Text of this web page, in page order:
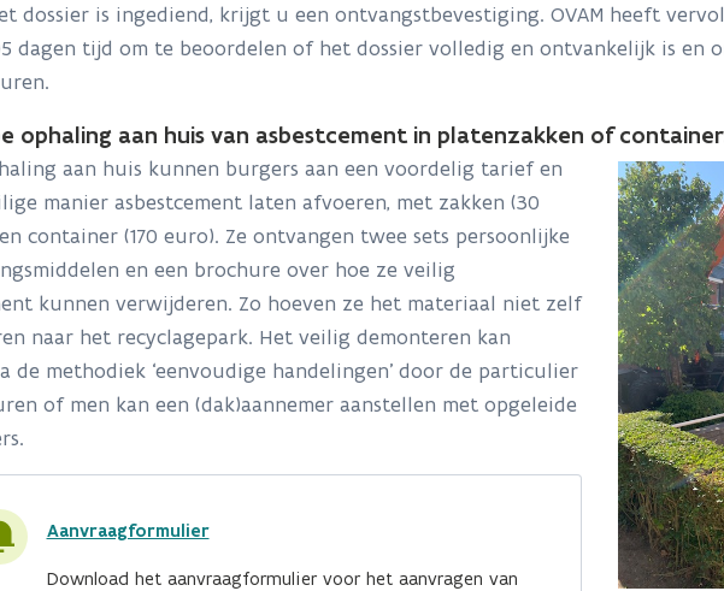
dossier is ingediend, krijgt u een ontvangstbevestiging. OVAM heeft
dagen tijd om te beoordelen of het dossier volledig en ontvankelijk is en
ophaling aan huis van asbestcement in platenzakken of
aan huis kunnen burgers aan een voordelig tarief en
manier asbestcement laten afvoeren, met zakken (30
container (170 euro). Ze ontvangen twee sets persoonlijke
en een brochure over hoe ze veilig
kunnen verwijderen. Zo hoeven ze het materiaal niet zelf
naar het recyclagepark. Het veilig demonteren kan
de methodiek ‘eenvoudige handelingen’ door de particulier
of men kan een (dak)aannemer aanstellen met opgeleide
Aanvraagformulier
Download het aanvraagformulier voor het aanvragen van